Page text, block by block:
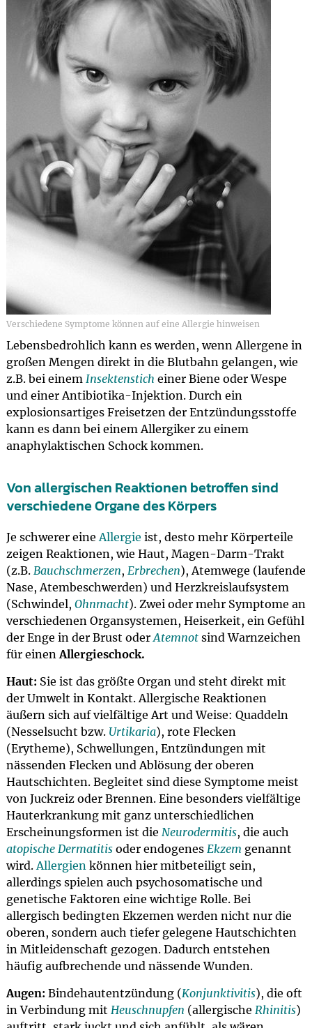
Verschiedene Symptome können auf eine Allergie hinweisen
Lebensbedrohlich kann es werden, wenn Allergene in
großen Mengen direkt in die Blutbahn gelangen, wie
z.B. bei einem Insektenstich einer Biene oder Wespe
und einer Antibiotika-Injektion. Durch ein
explosionsartiges Freisetzen der Entzündungsstoffe
kann es dann bei einem Allergiker zu einem
anaphylaktischen Schock kommen.
Von allergischen Reaktionen betroffen sind
verschiedene Organe des Körpers
Je schwerer eineAllergie ist, desto mehr Körperteile
zeigen Reaktionen, wie Haut, Magen-Darm-Trakt
(z.B. Bauchschmerzen, Erbrechen), Atemwege (laufende
Nase, Atembeschwerden) und Herzkreislaufsystem
(Schwindel, Ohnmacht). Zwei oder mehr Symptome an
verschiedenen Organsystemen, Heiserkeit, ein Gefühl
der Enge in der Brust oderAtemnotsind Warnzeichen
für einenAllergieschock.
Haut: Sie ist das größte Organ und steht direkt mit
der Umwelt in Kontakt. Allergische Reaktionen
äußern sich auf vielfältige Art und Weise: Quaddeln
(Nesselsucht bzw. Urtikaria), rote Flecken
(Erytheme), Schwellungen, Entzündungen mit
nässenden Flecken und Ablösung der oberen
Hautschichten. Begleitet sind diese Symptome meist
von Juckreiz oder Brennen. Eine besonders vielfältige
Hauterkrankung mit ganz unterschiedlichen
Erscheinungsformen ist die Neurodermitis, die auch
atopische Dermatitisoder endogenes Ekzem genannt
wird.Allergienkönnen hier mitbeteiligt sein,
allerdings spielen auch psychosomatische und
genetische Faktoren eine wichtige Rolle. Bei
allergisch bedingten Ekzemen werden nicht nur die
oberen, sondern auch tiefer gelegene Hautschichten
in Mitleidenschaft gezogen. Dadurch entstehen
häufig aufbrechende und nässende Wunden.
Augen: Bindehautentzündung (Konjunktivitis), die oft
in Verbindung mit Heuschnupfen (allergische Rhinitis)